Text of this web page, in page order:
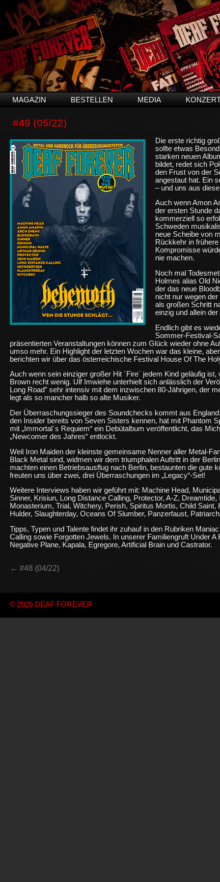
MAGAZIN BESTELLEN MEDIA
#49 (05/22)
Die erste richtig
sollte etwas
starken neuen
bildet, redet sich
den Frust von der
angestaut hat. Ein
– und uns aus
Auch wenn Amon
der ersten Stunde
kommerziell so
Schweden
neue Scheibe von
Rückkehr in
Kompromisse
nie machen.
Noch mal
Holmes alias Old
der das neue
nicht nur wegen
als großen Schritt
einzig und allein
Endlich gibt es
Sommer-Festival-
präsentierten Veranstaltungen können zum Glück wieder ohne
umso mehr. Ein Highlight der letzten Wochen war das kleine,
berichten wir über das österreichische Festival House Of The
Auch wenn sein einziger großer Hit ´Fire´ jedem Kind geläufig
Brown recht wenig. Ulf Imwiehe unterhielt sich anlässlich der
Long Road” sehr intensiv mit dem inzwischen 80-Jährigen, der
legt als so mancher halb so alte Musiker.
Der Überraschungssieger des Soundchecks kommt aus
den Insider bereits von Seven Sisters kennen, hat mit Phantom
mit „Immortal´s Requiem“ ein Debütalbum veröffentlicht, das
„Newcomer des Jahres“ entlockt.
Weil Iron Maiden der kleinste gemeinsame Nenner aller Metal-
Black Metal sind, widmen wir dem triumphalen Auftritt in der
machten einen Betriebsausflug nach Berlin, bestaunten die gute
freuten uns über zwei, drei Überraschungen im „Legacy“-Set!
Weitere Interviews haben wir geführt mit: Machine Head,
Sinner, Krisiun, Long Distance Calling, Protector, A-Z,
Monasterium, Trial, Witchery, Perish, Spiritus Mortis, Child Saint,
Hulder, Slaughterday, Oceans Of Slumber, Panzerfaust,
Tipps, Typen und Talente findet ihr zuhauf in den Rubriken
Calling sowie Forgotten Jewels. In unserer Familiengruft Under
Negative Plane, Kapala, Egregore, Artificial Brain und Castrator.
← #48 (04/22)
© 2026 DEAF FOREVER